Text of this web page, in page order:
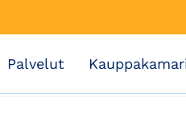
Palvelut